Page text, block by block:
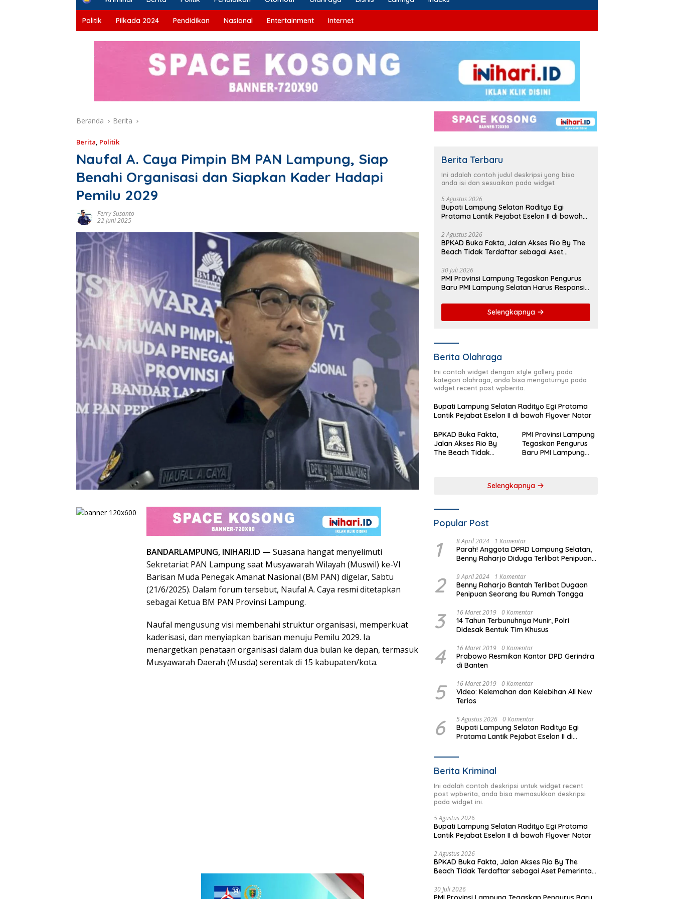
m
e
Politik Pilkada 2024 Pendidikan Nasional Entertainment Internet
Beranda Berita
Berita, Politik
Naufal A. Caya Pimpin BM PAN Lampung, Siap
Benahi Organisasi dan Siapkan Kader Hadapi
Pemilu 2029
Ferry Susanto
22 Juni 2025
BANDARLAMPUNG, INIHARI.ID — Suasana hangat menyelimuti
Sekretariat PAN Lampung saat Musyawarah Wilayah (Muswil) ke-VI
Barisan Muda Penegak Amanat Nasional (BM PAN) digelar, Sabtu
(21/6/2025). Dalam forum tersebut, Naufal A. Caya resmi ditetapkan
sebagai Ketua BM PAN Provinsi Lampung.
Naufal mengusung visi membenahi struktur organisasi, memperkuat
kaderisasi, dan menyiapkan barisan menuju Pemilu 2029. Ia
menargetkan penataan organisasi dalam dua bulan ke depan, termasuk
Musyawarah Daerah (Musda) serentak di 15 kabupaten/kota.
Berita Terbaru
Ini adalah contoh judul deskripsi yang bisa
anda isi dan sesuaikan pada widget
5 Agustus 2026
Bupati Lampung Selatan Radityo Egi
Pratama Lantik Pejabat Eselon II di bawah
2 Agustus 2026
BPKAD Buka Fakta, Jalan Akses Rio By The
Beach Tidak Terdaftar sebagai Aset
30 Juli 2026
PMI Provinsi Lampung Tegaskan Pengurus
Baru PMI Lampung Selatan Harus Responsif
Selengkapnya
Berita Olahraga
Ini contoh widget dengan style gallery pada
kategori olahraga, anda bisa mengaturnya pada
widget recent post wpberita.
Bupati Lampung Selatan Radityo Egi Pratama
Lantik Pejabat Eselon II di bawah Flyover Natar
BPKAD Buka Fakta,
Jalan Akses Rio By
The Beach Tidak
PMI Provinsi Lampung
Tegaskan Pengurus
Baru PMI Lampung
Selengkapnya
Popular Post
1 8 April 2024 1 Komentar
Parah! Anggota DPRD Lampung Selatan,
Benny Raharjo Diduga Terlibat Penipuan
2 9 April 2024 1 Komentar
Benny Raharjo Bantah Terlibat Dugaan
Penipuan Seorang Ibu Rumah Tangga
3 16 Maret 2019 0 Komentar
14 Tahun Terbunuhnya Munir, Polri
Didesak Bentuk Tim Khusus
4 16 Maret 2019 0 Komentar
Prabowo Resmikan Kantor DPD Gerindra
di Banten
5 16 Maret 2019 0 Komentar
Video: Kelemahan dan Kelebihan All New
Terios
6 5 Agustus 2026 0 Komentar
Bupati Lampung Selatan Radityo Egi
Pratama Lantik Pejabat Eselon II di
Berita Kriminal
Ini adalah contoh deskripsi untuk widget recent
post wpberita, anda bisa memasukkan deskripsi
pada widget ini.
5 Agustus 2026
Bupati Lampung Selatan Radityo Egi Pratama
Lantik Pejabat Eselon II di bawah Flyover Natar
2 Agustus 2026
BPKAD Buka Fakta, Jalan Akses Rio By The
Beach Tidak Terdaftar sebagai Aset Pemerintah
30 Juli 2026